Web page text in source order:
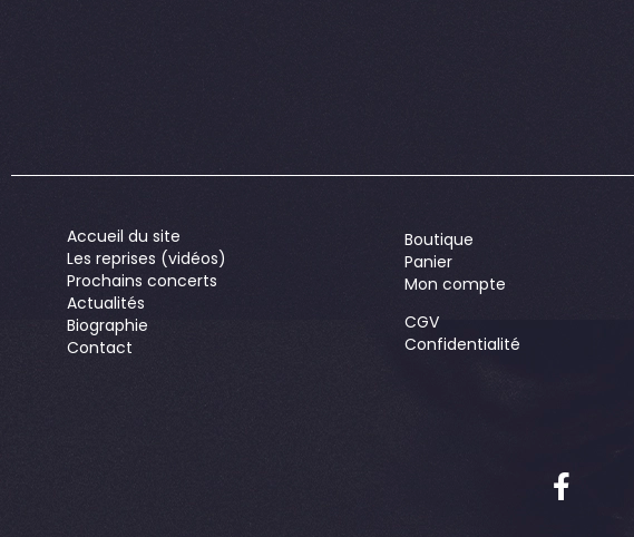
Accueil du site
Les reprises (vidéos)
Prochains concerts
Actualités
Biographie
Contact
Boutique
Panier
Mon compte
CGV
Confidentialité